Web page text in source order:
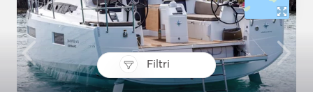
Filtri